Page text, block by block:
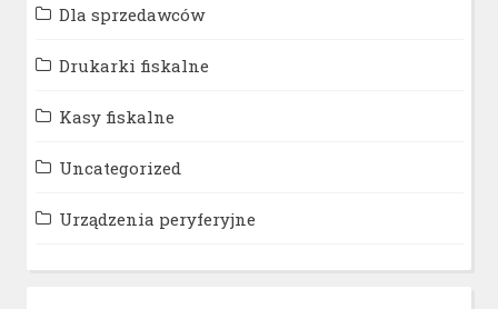
Dla sprzedawców
Drukarki fiskalne
Kasy fiskalne
Uncategorized
Urządzenia peryferyjne